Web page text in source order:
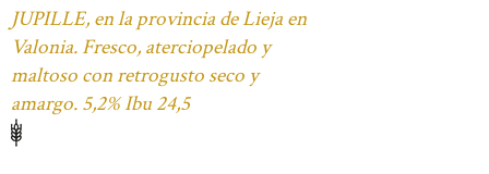
JUPILLE, en la provincia de Lieja en
Valonia. Fresco, aterciopelado y
maltoso con retrogusto seco y
amargo. 5,2% Ibu 24,5